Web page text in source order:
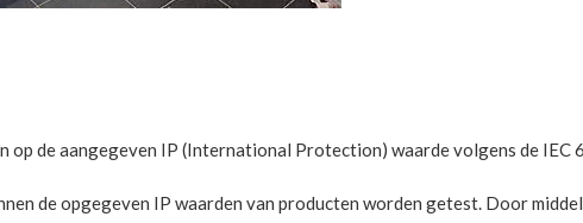
op de aangegeven IP (International Protection) waarde volgens de IEC
de opgegeven IP waarden van producten worden getest. Door